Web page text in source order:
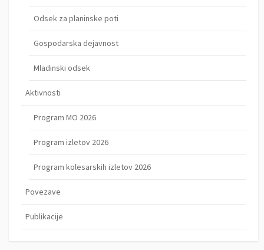
Odsek za planinske poti
Gospodarska dejavnost
Mladinski odsek
Aktivnosti
Program MO 2026
Program izletov 2026
Program kolesarskih izletov 2026
Povezave
Publikacije